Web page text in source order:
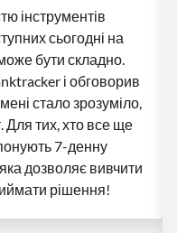
інструментів
сьогодні на
бути складно.
і обговорив
стало зрозуміло,
Для тих, хто все ще
7-денну
дозволяє вивчити
рішення!